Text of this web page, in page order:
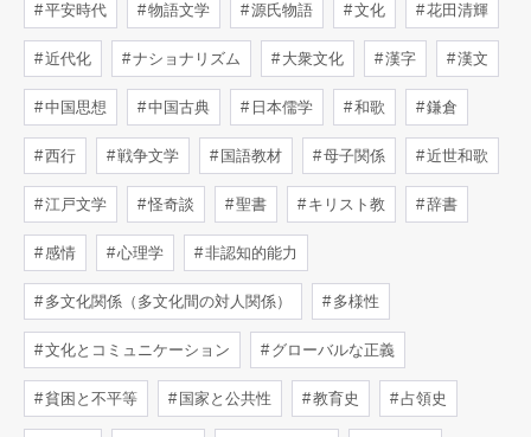
平安時代 物語文学 源氏物語 文化 花田清輝
近代化 ナショナリズム 大衆文化 漢字 漢文
中国思想 中国古典 日本儒学 和歌 鎌倉
西行 戦争文学 国語教材 母子関係 近世和歌
江戸文学 怪奇談 聖書 キリスト教 辞書
感情 心理学 非認知的能力
多文化関係（多文化間の対人関係） 多様性
文化とコミュニケーション グローバルな正義
貧困と不平等 国家と公共性 教育史 占領史